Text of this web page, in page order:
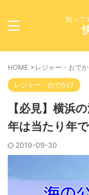
知って
HOME >レジャー・おで
レジャー・おでかけ
【必見】横浜
年は当たり年で
2019-09-30